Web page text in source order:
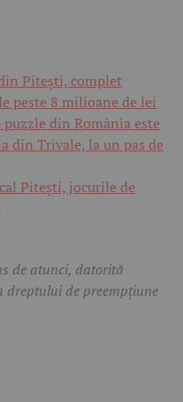
Pitești, complet
peste 8 milioane de lei
puzzle din România este
din Trivale, la un pas de
Pitești, jocurile de
de atunci, datorită
dreptului de preempțiune